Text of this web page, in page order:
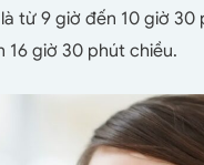
từ 9 giờ đến 10 giờ 30
16 giờ 30 phút chiều.